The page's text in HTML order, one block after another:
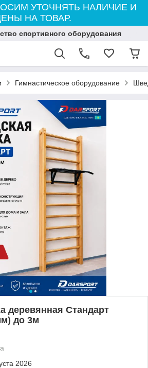
УТОЧНЯТЬ НАЛИЧИЕ И
НА ТОВАР.
спортивного оборудования
Гимнастическое оборудование
деревянная Стандарт
до 3м
2026